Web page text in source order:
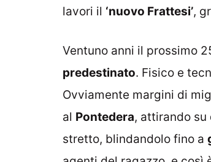
lavori il ‘nuovo Frattesi’,
Ventuno anni il prossimo
predestinato. Fisico e
Ovviamente margini di
al Pontedera, attirando su
stretto, blindandolo fino a